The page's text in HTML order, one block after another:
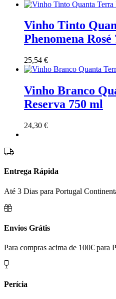
Vinho Tinto
Phenomena Rosé
25,54 €
Vinho Branco
Reserva 750 ml
24,30 €
Entrega Rápida
Até 3 Dias para Portugal
Envios Grátis
Para compras acima de 100€ para
Perícia